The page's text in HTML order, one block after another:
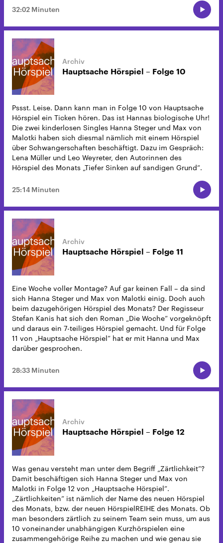
32:02 Minuten
Hauptsache Hörspiel – Folge 10
Pssst. Leise. Dann kann man in Folge 10 von Hauptsache
Hörspiel ein Ticken hören. Das ist Hannas biologische Uhr!
Die zwei kinderlosen Singles Hanna Steger und Max von
Malotki haben sich diesmal nämlich mit einem Hörspiel
über Schwangerschaften beschäftigt. Dazu im Gespräch:
Lena Müller und Leo Weyreter, den Autorinnen des
Hörspiel des Monats „Tiefer Sinken auf sandigen Grund“.
25:14 Minuten
Hauptsache Hörspiel – Folge 11
Eine Woche voller Montage? Auf gar keinen Fall – da sind
sich Hanna Steger und Max von Malotki einig. Doch auch
beim dazugehörigen Hörspiel des Monats? Der Regisseur
Stefan Kanis hat sich den Roman „Die Woche“ vorgeknöpft
und daraus ein 7-teiliges Hörspiel gemacht. Und für Folge
11 von „Hauptsache Hörspiel“ hat er mit Hanna und Max
darüber gesprochen.
28:33 Minuten
Hauptsache Hörspiel – Folge 12
Was genau versteht man unter dem Begriff „Zärtlichkeit“?
Damit beschäftigen sich Hanna Steger und Max von
Malotki in Folge 12 von „Hauptsache Hörspiel“.
„Zärtlichkeiten“ ist nämlich der Name des neuen Hörspiel
des Monats, bzw. der neuen HörspielREIHE des Monats. Ob
man besonders zärtlich zu seinem Team sein muss, um aus
10 voneinander unabhängigen Kurzhörspielen eine
zusammengehörige Reihe zu machen und wie genau sie